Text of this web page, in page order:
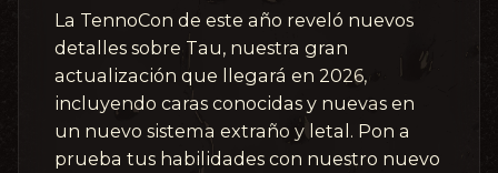
La TennoCon de este año reveló nuevos
detalles sobre Tau, nuestra gran
actualización que llegará en 2026,
incluyendo caras conocidas y nuevas en
un nuevo sistema extraño y letal. Pon a
prueba tus habilidades con nuestro nuevo